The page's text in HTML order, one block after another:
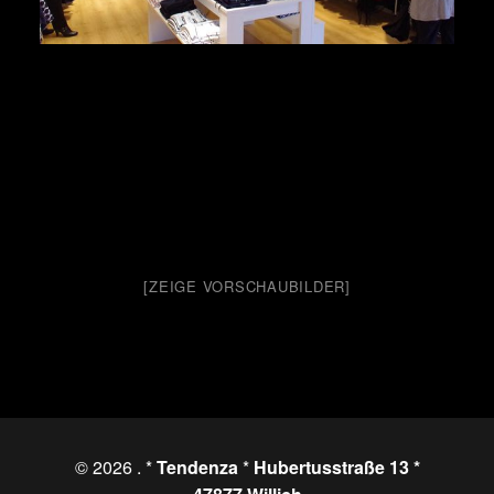
[ZEIGE VORSCHAUBILDER]
© 2026 . *Tendenza* Hubertusstraße 13 *